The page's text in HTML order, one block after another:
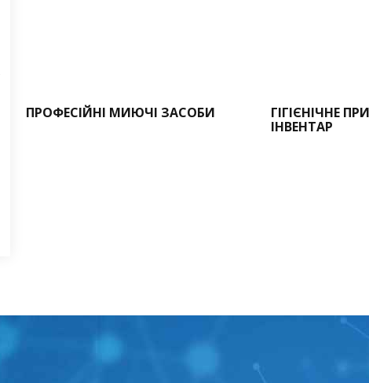
ПРОФЕСІЙНІ МИЮЧІ ЗАСОБИ
ГІГІЄНІЧНЕ
ІНВЕНТАР